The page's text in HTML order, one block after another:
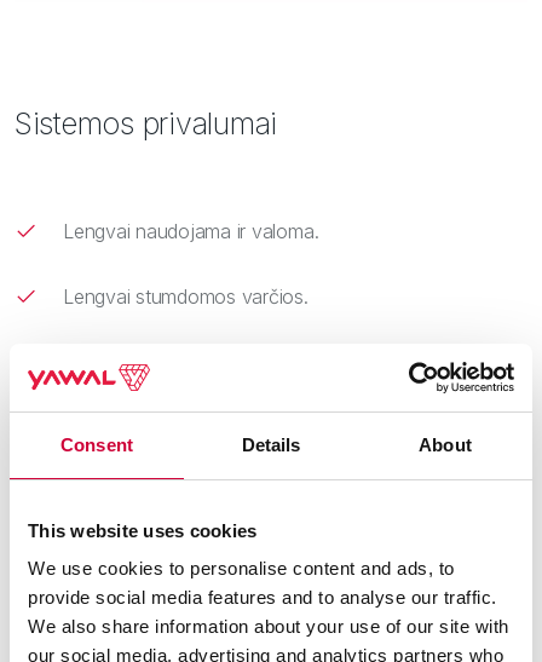
Consent Details About
This website uses cookies
We use cookies to personalise content and ads, to
provide social media features and to analyse our traffic.
We also share information about your use of our site with
our social media, advertising and analytics partners who
Sistemos privalumai
Lengvai naudojama ir valoma.
Lengvai stumdomos varčios.
Novatoriškas sprendimas reikliems klientams.
užtikrina, kad
nesusidarytų kondensatas bei apsaugo nuo galimo
lygyje.
Labai platus naudojimo galimybių pasirinkimas.